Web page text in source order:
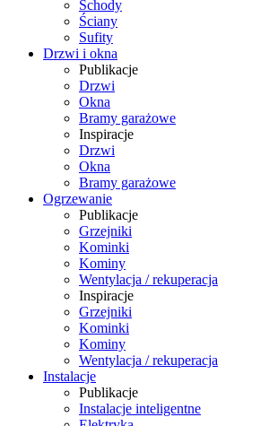
Schody
Ściany
Sufity
Drzwi i okna
Publikacje
Drzwi
Okna
Bramy garażowe
Inspiracje
Drzwi
Okna
Bramy garażowe
Ogrzewanie
Publikacje
Grzejniki
Kominki
Kominy
Wentylacja / rekuperacja
Inspiracje
Grzejniki
Kominki
Kominy
Wentylacja / rekuperacja
Instalacje
Publikacje
Instalacje inteligentne